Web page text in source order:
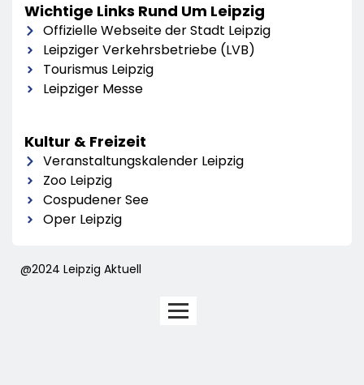
Wichtige Links Rund Um Leipzig
Offizielle Webseite der Stadt Leipzig
Leipziger Verkehrsbetriebe (LVB)
Tourismus Leipzig
Leipziger Messe
Kultur & Freizeit
Veranstaltungskalender Leipzig
Zoo Leipzig
Cospudener See
Oper Leipzig
@2024 Leipzig Aktuell